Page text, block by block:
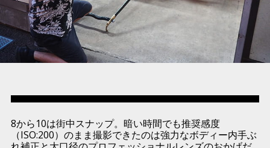
8から10は街中スナップ。暗い時間でも推奨感度
（ISO:200）のまま撮影できたのは強力なボディー内手ぶ